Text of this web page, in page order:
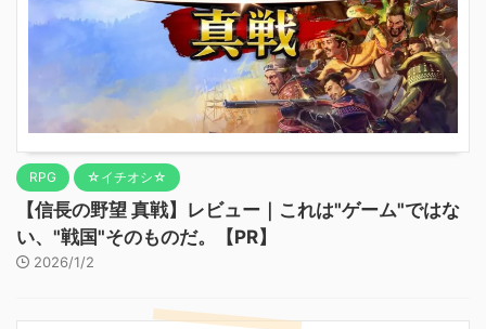
RPG ☆イチオシ☆
【信長の野望 真戦】レビュー｜これは"ゲーム"ではな
い、"戦国"そのものだ。【PR】
2026/1/2